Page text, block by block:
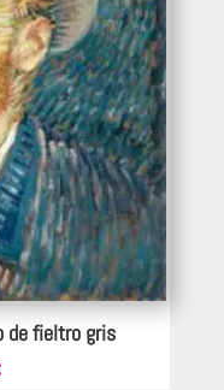
de fieltro gris
Rango